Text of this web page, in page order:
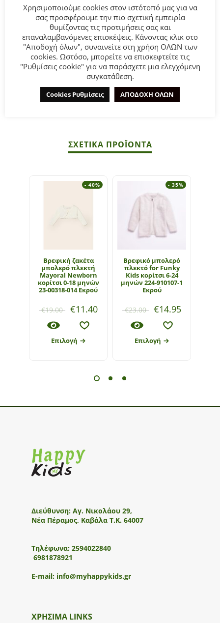
από 6 έως 36 μηνών σε πράσινο χρώμα.
Μικρό άνοιγμα στην πλάτη που κλείνει με κουμπί για να
φοριέται πιο εύκολα.
Σύνθεση:48% Ακρυλικό 41% Πολυαμίδη 9% Μαλλί 2%
Πολυεστέρας
ΣΥΜΒΟΥΛΕΣ
Πλένεται στο πλυντήριο στους 30°C.
ΣΧΕΤΙΚΆ ΠΡΟΪΌΝΤΑ
- 40%
Βρεφική ζακέτα
μπολερό πλεκτή
Mayoral Newborn
κορίτσι 0-18 μηνών
23-00318-014 Εκρού
€19.00 €11.40
Επιλογή
- 35%
Βρεφικό μπολερό
πλεκτό for Funky
Kids κορίτσι 6-24
μηνών 224-910107-1
Εκρού
€23.00 €14.95
Επιλογή
Διεύθυνση: Αγ. Νικολάου 29,
Νέα Πέραμος, Καβάλα Τ.Κ. 64007
Τηλέφωνα: 2594022840
6981878921
E-mail: info@myhappykids.gr
ΧΡΗΣΙΜΑ LINKS
Χρησιμοποιούμε cookies στον ιστότοπό μας για να
σας προσφέρουμε την πιο σχετική εμπειρία
θυμίζοντας τις προτιμήσεις σας και
επαναλαμβανόμενες επισκέψεις. Κάνοντας κλικ στο
"Αποδοχή όλων", συναινείτε στη χρήση ΟΛΩΝ των
cookies. Ωστόσο, μπορείτε να επισκεφτείτε τις
"Ρυθμίσεις cookie" για να παράσχετε μια ελεγχόμενη
συγκατάθεση.
Cookies Ρυθμίσεις ΑΠΟΔΟΧΗ ΟΛΩΝ